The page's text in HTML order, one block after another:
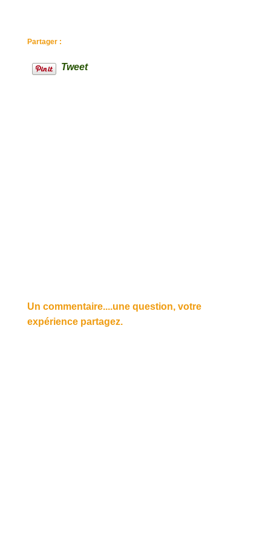
Partager :
Tweet
Un commentaire....une question, votre
expérience partagez.